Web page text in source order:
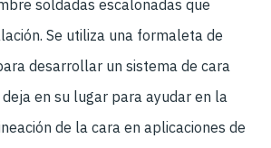
soldadas escalonadas que
Se utiliza una formaleta de
desarrollar un sistema de cara
en su lugar para ayudar en la
de la cara en aplicaciones de